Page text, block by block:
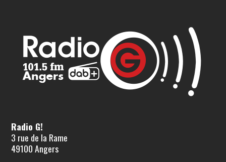
Radio G!
3 rue de la Rame
49100 Angers